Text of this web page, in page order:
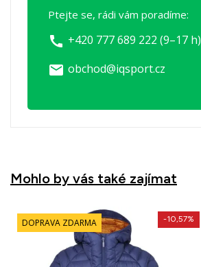
Ptejte se, rádi vám poradíme:
call +420 777 689 222 (9–17 h)
email obchod@iqsport.cz
Mohlo by vás také zajímat
DOPRAVA ZDARMA -10,57%